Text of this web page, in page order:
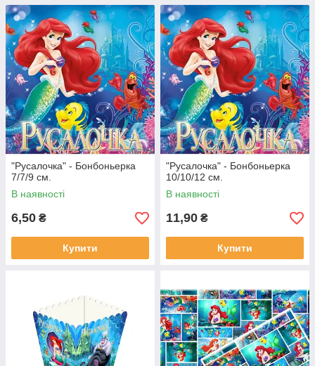
"Русалочка" - Бонбоньерка
7/7/9 см.
В наявності
6,50 ₴
Купити
"Русалочка" - Бонбоньерка
10/10/12 см.
В наявності
11,90 ₴
Купити